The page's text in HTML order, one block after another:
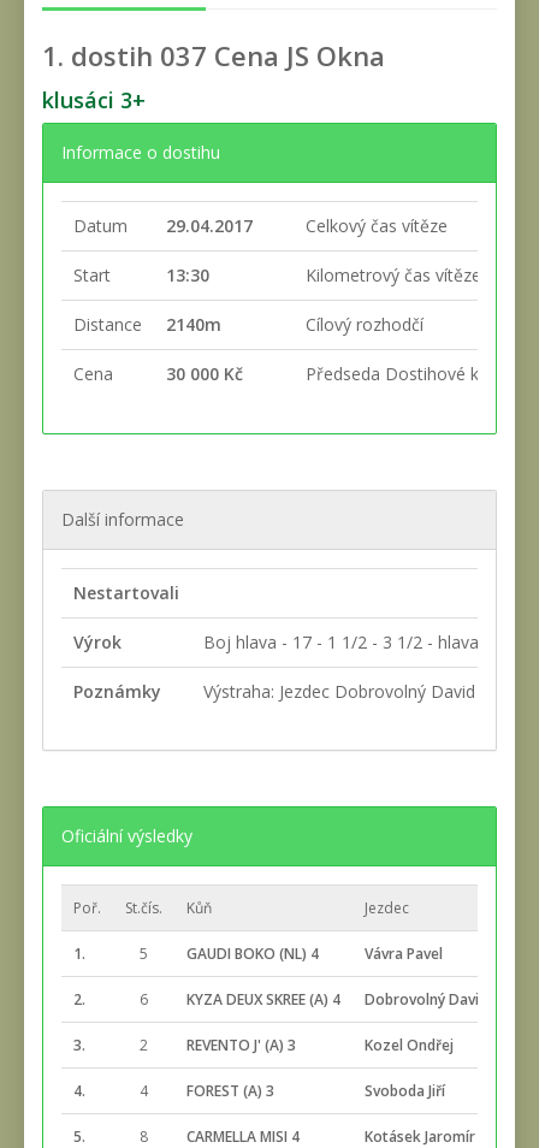
1. dostih 037 Cena JS Okna
klusáci 3+
Informace o dostihu
Datum 29.04.2017 Celkový čas vítěze
Start 13:30 Kilometrový čas vítěze
Distance 2140m Cílový rozhodčí
Cena 30 000 Kč Předseda Dostihové komise
Další informace
Nestartovali
Výrok Boj hlava - 17 - 1 1/2 - 3 1/2 - hlava - 7 - 2
Poznámky Výstraha: Jezdec Dobrovolný David za
Oficiální výsledky
Poř. St.čís. Kůň Jezdec
1. 5 GAUDI BOKO (NL) 4 Vávra Pavel
2. 6 KYZA DEUX SKREE (A) 4 Dobrovolný David
3. 2 REVENTO J' (A) 3 Kozel Ondřej
4. 4 FOREST (A) 3 Svoboda Jiří
5. 8 CARMELLA MISI 4 Kotásek Jaromír